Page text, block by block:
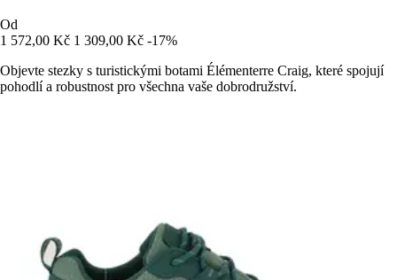
Od
1 572,00 Kč 1 309,00 Kč -17%
Objevte stezky s turistickými botami Élémenterre Craig, které spojují
pohodlí a robustnost pro všechna vaše dobrodružství.